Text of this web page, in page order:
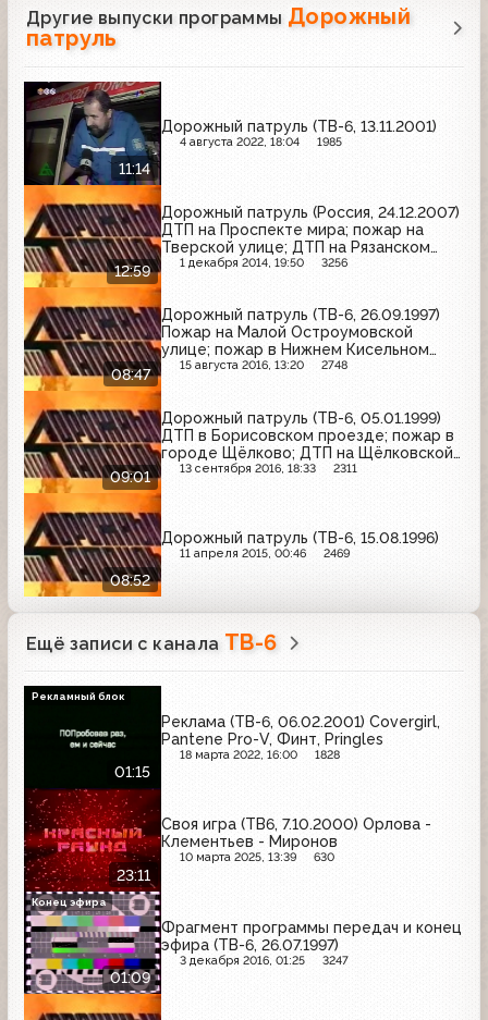
Другие выпуски программы Дорожный
патруль
11:14
Дорожный патруль (ТВ-6, 13.11.2001)
4 августа 2022, 18:04 1985
12:59
Дорожный патруль (Россия, 24.12.2007)
ДТП на Проспекте мира; пожар на
Тверской улице; ДТП на Рязанском
проспекте
1 декабря 2014, 19:50 3256
08:47
Дорожный патруль (ТВ-6, 26.09.1997)
Пожар на Малой Остроумовской
улице; пожар в Нижнем Кисельном
переулке; пожар на Ореховом
15 августа 2016, 13:20 2748
09:01
Дорожный патруль (ТВ-6, 05.01.1999)
ДТП в Борисовском проезде; пожар в
городе Щёлково; ДТП на Щёлковской
подъездной дороге
13 сентября 2016, 18:33 2311
08:52
Дорожный патруль (ТВ-6, 15.08.1996)
11 апреля 2015, 00:46 2469
Ещё записи с канала ТВ-6
01:15
Реклама (ТВ-6, 06.02.2001) Covergirl,
Pantene Pro-V, Финт, Pringles
18 марта 2022, 16:00 1828
Рекламный блок
23:11
Своя игра (ТВ6, 7.10.2000) Орлова -
Клементьев - Миронов
10 марта 2025, 13:39 630
01:09
Фрагмент программы передач и конец
эфира (ТВ-6, 26.07.1997)
3 декабря 2016, 01:25 3247
Конец эфира